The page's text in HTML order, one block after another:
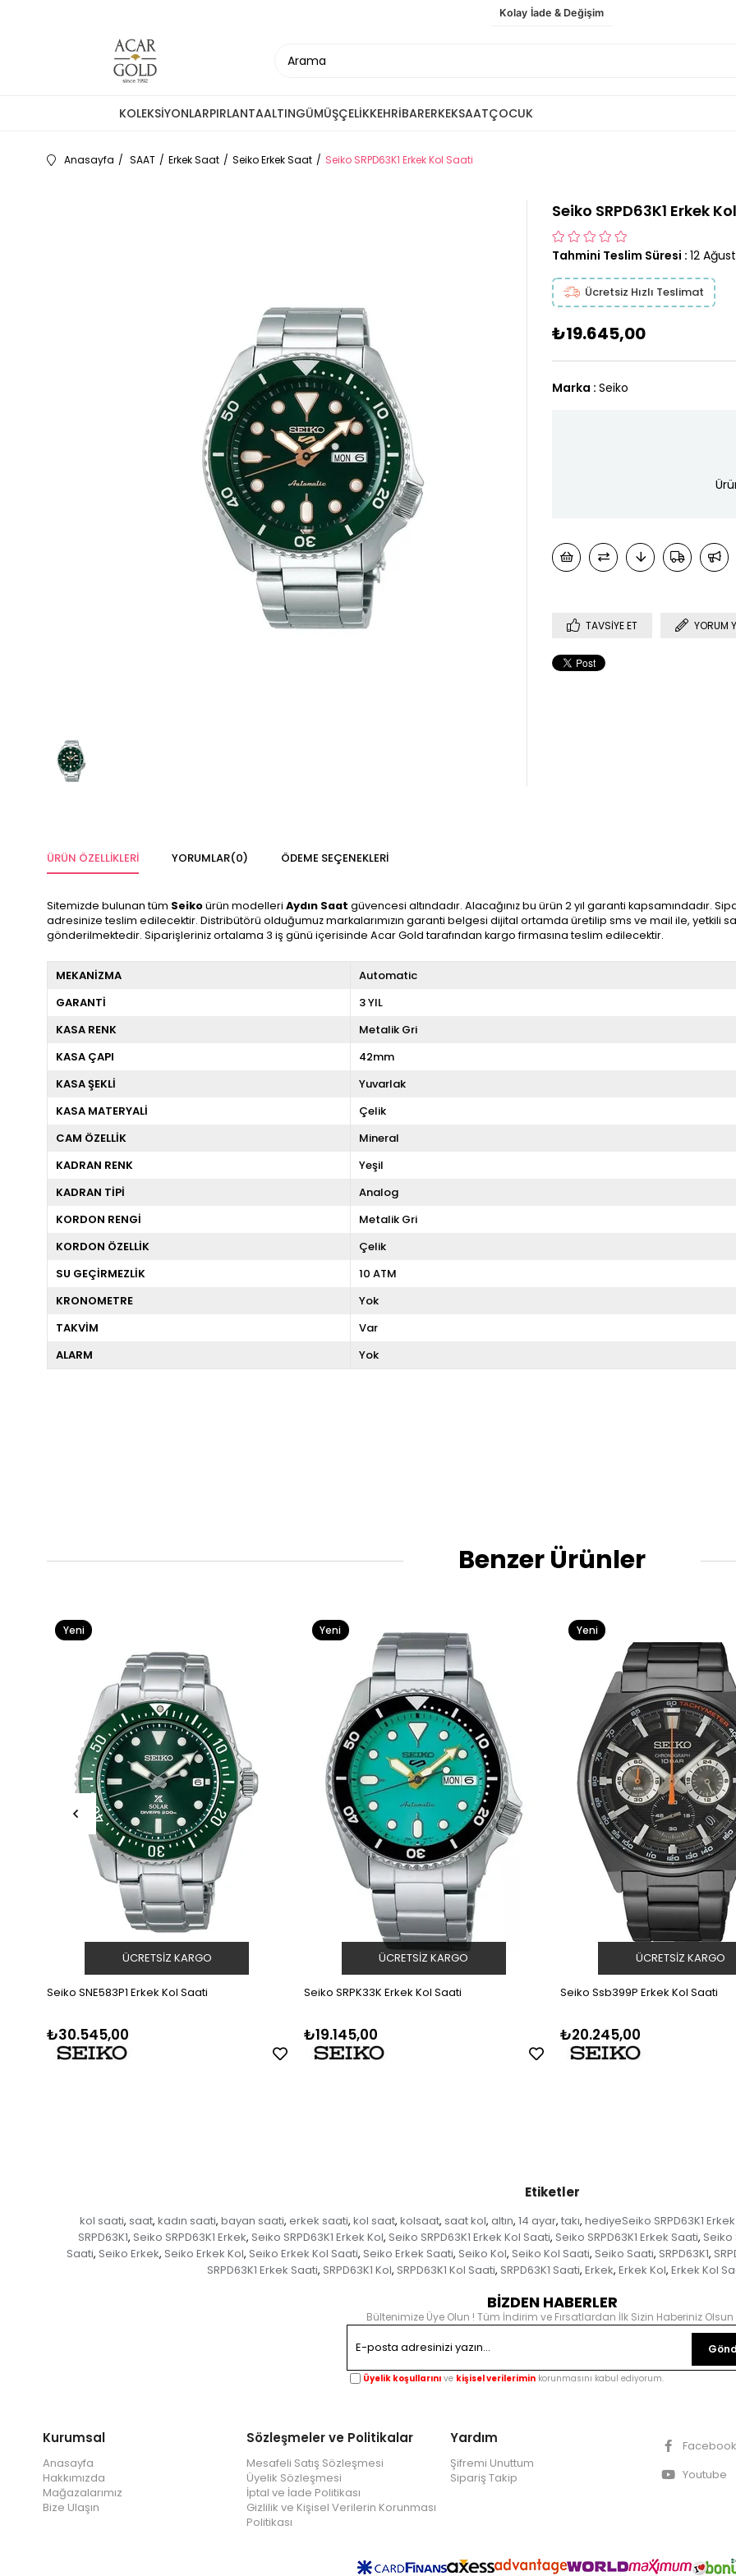
Kolay İade & Değişim
KOLEKSİYONLARPIRLANTAALTINGÜMÜŞÇELİKKEHRİBARERKEKSAATÇOCUK
Anasayfa SAAT Erkek Saat Seiko Erkek Saat Seiko SRPD63K1 Erkek Kol Saati
Seiko SRPD63K1 Erkek
Tahmini Teslim Süresi : 12
Ücretsiz Hızlı Teslimat
₺19.645,00
Marka : Seiko
TAVSIYE ET YORUM
ÜRÜN ÖZELLIKLERI YORUMLAR(0) ÖDEME SEÇENEKLERI
Sitemizde bulunan tüm Seikoürün modelleri Aydın Saat güvencesi altındadır. Alacağınız bu ürün 2 yıl garanti kapsamındadır.
adresinize teslim edilecektir. Distribütörü olduğumuz markalarımızın garanti belgesi dijital ortamda üretilip sms ve mail ile, yetkili
gönderilmektedir. Siparişleriniz ortalama 3 iş günü içerisinde Acar Gold tarafından kargo firmasına teslim edilecektir.
MEKANİZMA
Automatic
GARANTİ
3 YIL
KASA RENK
Metalik Gri
KASA ÇAPI
42mm
KASA ŞEKLİ
Yuvarlak
KASA MATERYALİ
Çelik
CAM ÖZELLİK
Mineral
KADRAN RENK
Yeşil
KADRAN TİPİ
Analog
KORDON RENGİ
Metalik Gri
KORDON ÖZELLİK
Çelik
SU GEÇİRMEZLİK
10 ATM
KRONOMETRE
Yok
TAKVİM
Var
ALARM
Yok
Benzer Ürünler
Seiko SNE583P1 Erkek Kol Saati
₺30.545,00
ÜCRETSIZ KARGO
Yeni
Seiko SRPK33K Erkek Kol Saati
₺19.145,00
ÜCRETSIZ KARGO
Yeni
Seiko Ssb399P Erkek Kol Saati
₺20.245,00
ÜCRETSIZ KARGO
Yeni
Etiketler
kol saati, saat, kadın saati, bayan saati, erkek saati, kol saat, kolsaat, saat kol, altın, 14 ayar, takı, hediyeSeiko SRPD63K1
SRPD63K1, Seiko SRPD63K1 Erkek, Seiko SRPD63K1 Erkek Kol, Seiko SRPD63K1 Erkek Kol Saati, Seiko SRPD63K1 Erkek Saati, Seiko
Saati, Seiko Erkek, Seiko Erkek Kol, Seiko Erkek Kol Saati, Seiko Erkek Saati, Seiko Kol, Seiko Kol Saati, Seiko Saati, SRPD63K1,
SRPD63K1 Erkek Saati, SRPD63K1 Kol, SRPD63K1 Kol Saati, SRPD63K1 Saati, Erkek, Erkek Kol, Erkek Kol
BİZDEN HABERLER
Bültenimize Üye Olun ! Tüm İndirim ve Fırsatlardan İlk Sizin Haberiniz Olsun
Üyelik koşullarını ve kişisel verilerimin korunmasını kabul ediyorum.
Kurumsal
Anasayfa
Hakkımızda
Mağazalarımız
Bize Ulaşın
Sözleşmeler ve Politikalar
Mesafeli Satış Sözleşmesi
Üyelik Sözleşmesi
İptal ve İade Politikası
Gizlilik ve Kişisel Verilerin Korunması
Politikası
Yardım
Şifremi Unuttum
Sipariş Takip
Facebook
Youtube